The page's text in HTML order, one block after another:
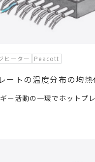
ヒーター Peacott
ートの温度分布の均熱
ギー活動の一環でホットプ